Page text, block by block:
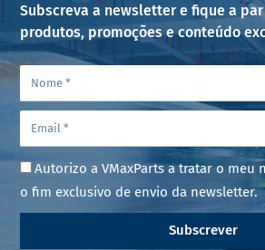
Subscreva a newsletter e fique a
produtos, promoções e conteúdo
Autorizo a VMaxParts a tratar o meu
o fim exclusivo de envio da newsletter.
Subscrever